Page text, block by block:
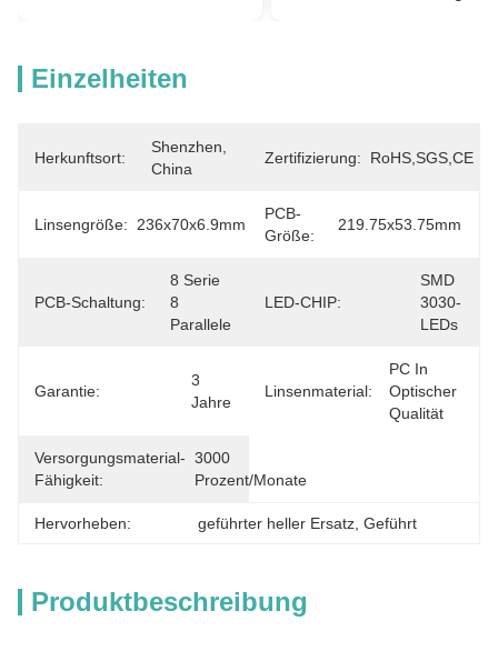
Einzelheiten
Herkunftsort:
Shenzhen,
China
Zertifizierung: RoHS,SGS,CE
Linsengröße: 236x70x6.9mm
PCB-
Größe:
219.75x53.75mm
PCB-Schaltung:
8 Serie
8
Parallele
LED-CHIP:
SMD
3030-
LEDs
Garantie:
3
Jahre
Linsenmaterial:
PC In
Optischer
Qualität
Versorgungsmaterial-
Fähigkeit:
3000
Prozent/Monate
Hervorheben: geführter heller Ersatz , Geführt
Produktbeschreibung